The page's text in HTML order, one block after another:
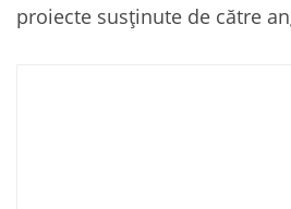
proiecte susţinute de către